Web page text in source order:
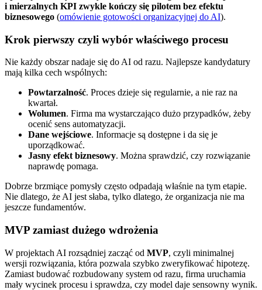
i mierzalnych KPI zwykle kończy się pilotem bez efektu
biznesowego (omówienie gotowości organizacyjnej do AI).
Krok pierwszy czyli wybór właściwego procesu
Nie każdy obszar nadaje się do AI od razu. Najlepsze kandydatury
mają kilka cech wspólnych:
Powtarzalność. Proces dzieje się regularnie, a nie raz na
kwartał.
Wolumen. Firma ma wystarczająco dużo przypadków, żeby
ocenić sens automatyzacji.
Dane wejściowe. Informacje są dostępne i da się je
uporządkować.
Jasny efekt biznesowy. Można sprawdzić, czy rozwiązanie
naprawdę pomaga.
Dobrze brzmiące pomysły często odpadają właśnie na tym etapie.
Nie dlatego, że AI jest słaba, tylko dlatego, że organizacja nie ma
jeszcze fundamentów.
MVP zamiast dużego wdrożenia
W projektach AI rozsądniej zacząć od MVP, czyli minimalnej
wersji rozwiązania, która pozwala szybko zweryfikować hipotezę.
Zamiast budować rozbudowany system od razu, firma uruchamia
mały wycinek procesu i sprawdza, czy model daje sensowny wynik.